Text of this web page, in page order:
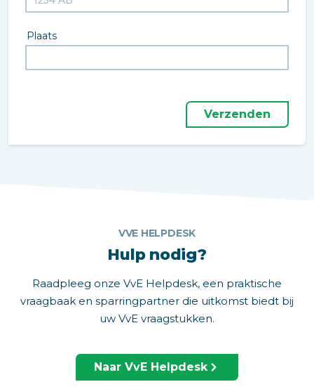
Plaats
Verzenden
VVE HELPDESK
Hulp nodig?
Raadpleeg onze VvE Helpdesk, een praktische
vraagbaak en sparringpartner die uitkomst biedt bij
uw VvE vraagstukken.
Naar VvE Helpdesk